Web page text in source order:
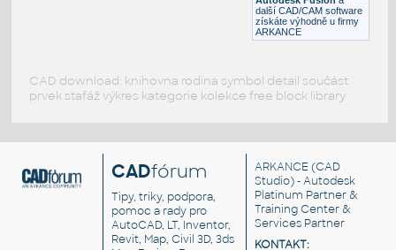
další CAD/CAM software
získáte výhodně u firmy
ARKANCE
CAD download: knihovna rodina symbol detail součást
prvek stafáž výkres kategorie kolekce free block library
CADfórum
Tipy, triky, podpora,
pomoc a rady pro
AutoCAD, LT, Inventor,
Revit, Map, Civil 3D, 3ds
ARKANCE (CAD
Studio) - Autodesk
Platinum Partner &
Training Center &
Services Partner
KONTAKT: